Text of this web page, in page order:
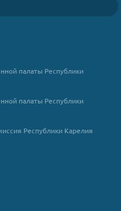
палаты Республики
палаты Республики
Республики Карелия